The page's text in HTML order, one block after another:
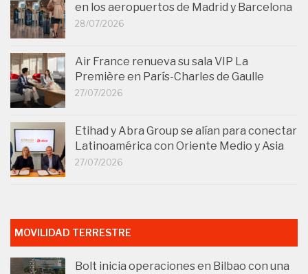
en los aeropuertos de Madrid y Barcelona
28/07/2026
Air France renueva su sala VIP La
Première en París-Charles de Gaulle
27/07/2026
Etihad y Abra Group se alían para conectar
Latinoamérica con Oriente Medio y Asia
27/07/2026
MOVILIDAD TERRESTRE
Bolt inicia operaciones en Bilbao con una